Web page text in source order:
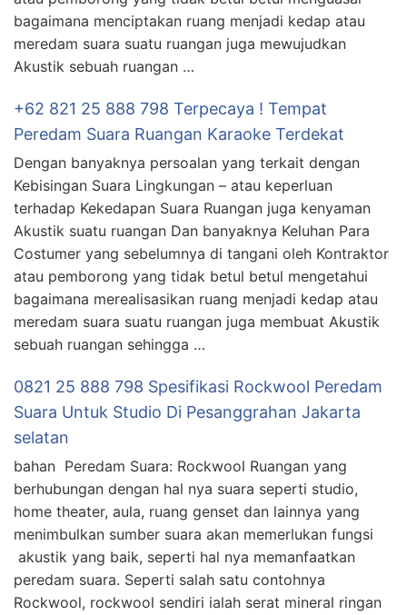
bagaimana menciptakan ruang menjadi kedap atau
meredam suara suatu ruangan juga mewujudkan
Akustik sebuah ruangan …
+62 821 25 888 798 Terpecaya ! Tempat
Peredam Suara Ruangan Karaoke Terdekat
Dengan banyaknya persoalan yang terkait dengan
Kebisingan Suara Lingkungan – atau keperluan
terhadap Kekedapan Suara Ruangan juga kenyaman
Akustik suatu ruangan Dan banyaknya Keluhan Para
Costumer yang sebelumnya di tangani oleh Kontraktor
atau pemborong yang tidak betul betul mengetahui
bagaimana merealisasikan ruang menjadi kedap atau
meredam suara suatu ruangan juga membuat Akustik
sebuah ruangan sehingga …
0821 25 888 798 Spesifikasi Rockwool Peredam
Suara Untuk Studio Di Pesanggrahan Jakarta
selatan
bahan Peredam Suara: Rockwool Ruangan yang
berhubungan dengan hal nya suara seperti studio,
home theater, aula, ruang genset dan lainnya yang
menimbulkan sumber suara akan memerlukan fungsi
akustik yang baik, seperti hal nya memanfaatkan
peredam suara. Seperti salah satu contohnya
Rockwool, rockwool sendiri ialah serat mineral ringan